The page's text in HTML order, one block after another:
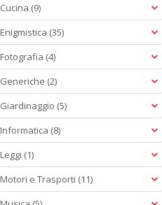
Cucina (9)
Enigmistica (35)
Fotografia (4)
Generiche (2)
Giardinaggio (5)
Informatica (8)
Leggi (1)
Motori e Trasporti (11)